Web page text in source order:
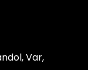
Var,